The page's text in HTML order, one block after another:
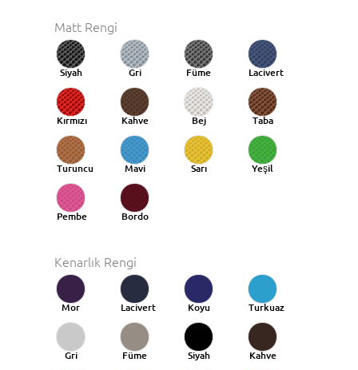
Matt Rengi
Siyah Gri Füme Lacivert
Kırmızı Kahve Bej Taba
Turuncu
Taba
Mavi Sarı Yeşil
Pembe Bordo
Kenarlık Rengi
Mor Lacivert
Koyu
Mavi
Turkuaz
Gri Füme Siyah Kahve